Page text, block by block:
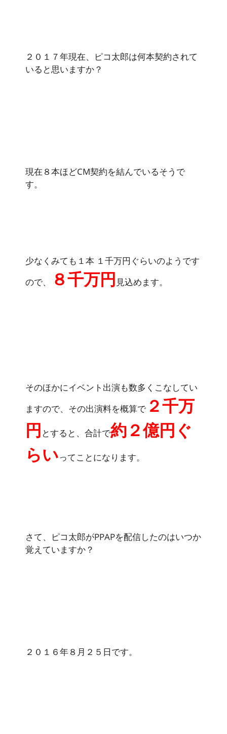
２０１７年現在、ピコ太郎は何本契約されて
いると思いますか？
現在８本ほどCM契約を結んでいるそうで
す。
少なくみても１本 １千万円ぐらいのようです
ので、
８千万円 見込めます。
そのほかにイベント出演も数多くこなしてい
ますので、その出演料を概算で ２千万
円 とすると、合計で約２億円ぐ
らいってことになります。
さて、ピコ太郎がPPAPを配信したのはいつか
覚えていますか？
２０１６年８月２５日です。